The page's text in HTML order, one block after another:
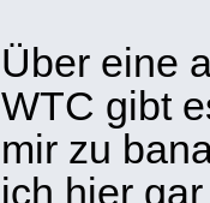
Über eine
WTC gibt
mir zu
ich hier